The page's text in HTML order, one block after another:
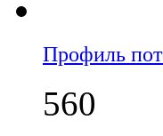
Профиль
560